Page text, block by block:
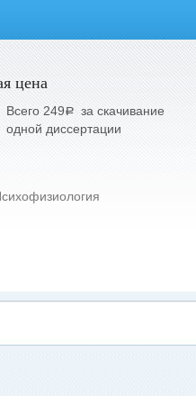
цена
Всего 249aза скачивание
одной диссертации